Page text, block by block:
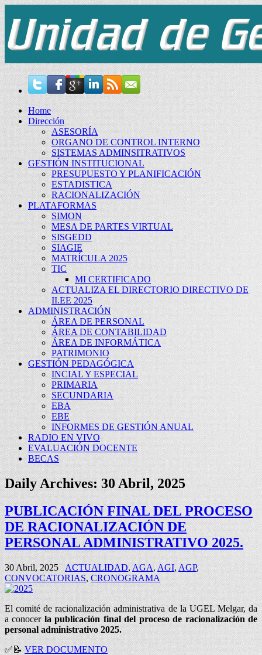
Home
Dirección
ASESORÍA
ORGANO DE CONTROL INTERNO
SISTEMAS ADMINSITRATIVOS
GESTIÓN INSTITUCIONAL
PRESUPUESTO Y PLANIFICACIÓN
ESTADISTICA
RACIONALIZACIÓN
PLATAFORMAS
SIMON
MESA DE PARTES VIRTUAL
SISGEDD
SIAGIE
MATRÍCULA 2025
TIC
MI CERTIFICADO
ACTUALIZA EL DIRECTORIO DIRECTIVO DE
II.EE 2025
ADMINISTRACIÓN
ÁREA DE PERSONAL
ÁREA DE CONTABILIDAD
ÁREA DE INFORMÁTICA
PATRIMONIO
GESTIÓN PEDAGÓGICA
INCIAL Y ESPECIAL
PRIMARIA
SECUNDARIA
EBA
EBE
INFORMES DE GESTIÓN ANUAL
RADIO EN VIVO
EVALUACIÓN DOCENTE
BECAS
Daily Archives:30 Abril, 2025
PUBLICACIÓN FINAL DEL PROCESO
DE RACIONALIZACIÓN DE
PERSONAL ADMINISTRATIVO 2025.
30 Abril, 2025 ACTUALIDAD,AGA,AGI,AGP,
CONVOCATORIAS,CRONOGRAMA
El comité de racionalización administrativa de la UGEL Melgar, da
a conocerla publicación final del proceso de racionalización de
personal administrativo 2025.
✅📝VER DOCUMENTO